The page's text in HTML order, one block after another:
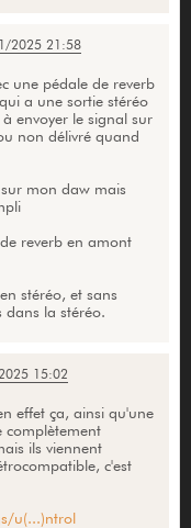
2025 21:58
une pédale de reverb
a une sortie stéréo
envoyer le signal sur
non délivré quand
mon daw mais
reverb en amont
stéréo, et sans
dans la stéréo.
15:02
effet ça, ainsi qu'une
complètement
ils viennent
c'est
u(...)ntrol